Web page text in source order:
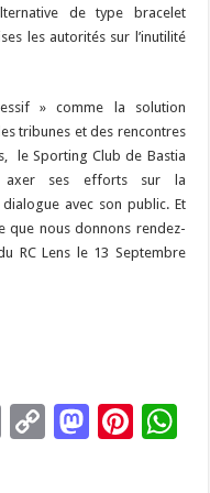
de type bracelet
les autorités sur l’inutilité
» comme la solution
tribunes et des rencontres
le Sporting Club de Bastia
axer ses efforts sur la
avec son public. Et
que nous donnons rendez-
RC Lens le 13 Septembre
E
C
M Pi